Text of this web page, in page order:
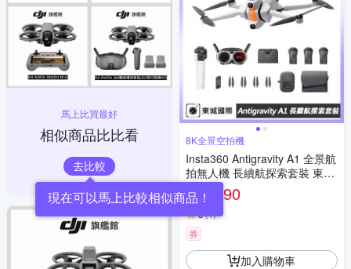
馬上比買最好
相似商品比比看
去比較
現在可以馬上比較相似商品！
8K全景空拍機
Insta360 Antigravity A1 全景航
拍無人機 長續航探索套裝 東城
代理公司貨
$52,990
5(1)
券
加入購物車